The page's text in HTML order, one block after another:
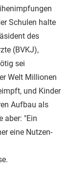
Schulen halte
des
(BVKJ),
sei
Welt Millionen
und Kinder
Aufbau als
aber: "Ein
eine Nutzen-